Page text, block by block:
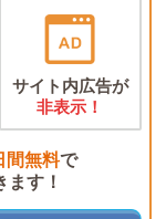
サイト内広告が
非表示！
間無料で
す！